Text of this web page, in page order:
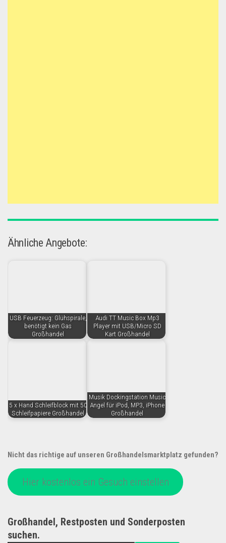
Ähnliche Angebote:
USB Feuerzeug: Glühspirale,
benötigt kein Gas
Großhandel
Audi TT Music Box Mp3
Player mit USB/Micro SD
Kart Großhandel
5 x Hand Schleifblock mit 50
Schleifpapiere Großhandel
Musik Dockingstation Music
Angel für iPod, MP3, iPhone
Großhandel
Nicht das richtige auf unseren Großhandelsmarktplatz gefunden?
Hier kostenlos ein Gesuch einstellen
Großhandel, Restposten und Sonderposten
suchen.